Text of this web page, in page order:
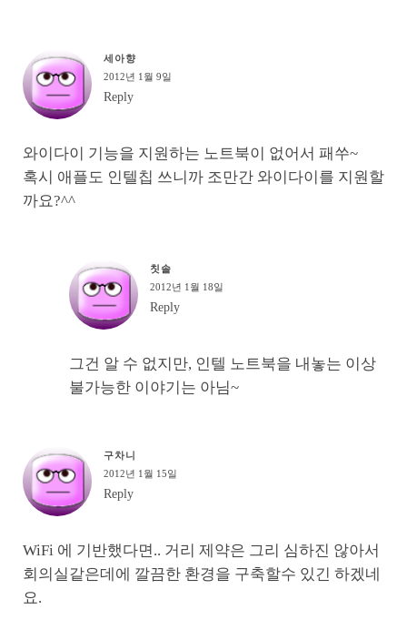
세아향
2012년 1월 9일
Reply
와이다이 기능을 지원하는 노트북이 없어서 패쑤~
혹시 애플도 인텔칩 쓰니까 조만간 와이다이를 지원할
까요?^^
칫솔
2012년 1월 18일
Reply
그건 알 수 없지만, 인텔 노트북을 내놓는 이상
불가능한 이야기는 아님~
구차니
2012년 1월 15일
Reply
WiFi 에 기반했다면.. 거리 제약은 그리 심하진 않아서
회의실같은데에 깔끔한 환경을 구축할수 있긴 하겠네
요.